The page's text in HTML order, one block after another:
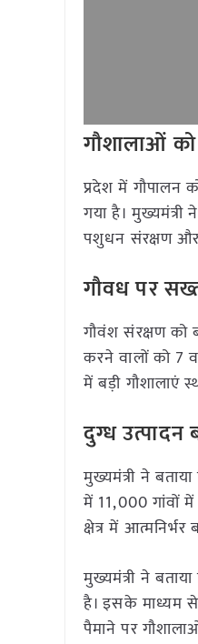
गौशालाओं
प्रदेश में गौपालन
गया है।
पशुधन संरक्षण और
गौवध पर
गौवंश संरक्षण को
करने वालों को 7
में बड़ी गौशालाएं
दुग्ध उत्पादन
मुख्यमंत्री ने
में 11,000 गांवों में
क्षेत्र में
मुख्यमंत्री ने
है। इसके माध्यम से
पैमाने पर